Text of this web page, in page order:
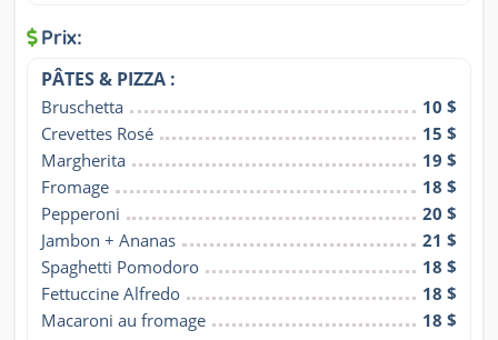
Prix:
PÂTES & PIZZA :
Bruschetta
10 $
Crevettes Rosé
15 $
Margherita
19 $
Fromage
18 $
Pepperoni
20 $
Jambon + Ananas
21 $
Spaghetti Pomodoro
18 $
Fettuccine Alfredo
18 $
Macaroni au fromage
18 $